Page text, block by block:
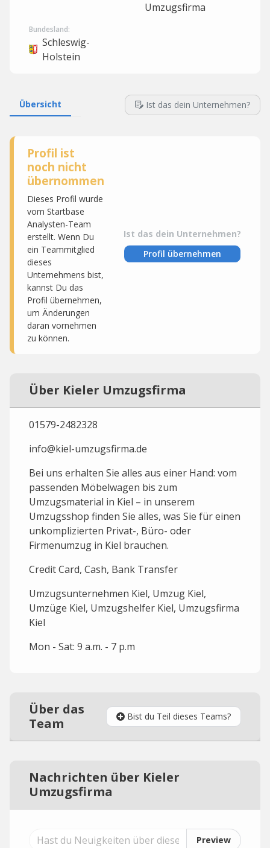
Umzugsfirma
Bundesland:
Schleswig-
Holstein
Übersicht Ist das dein Unternehmen?
Profil ist
noch nicht
übernommen
Dieses Profil wurde
vom Startbase
Analysten-Team
erstellt. Wenn Du
ein Teammitglied
dieses
Unternehmens bist,
kannst Du das
Profil übernehmen,
um Änderungen
daran vornehmen
zu können.
Ist das dein Unternehmen?
Profil übernehmen
Über Kieler Umzugsfirma
01579-2482328
info@kiel-umzugsfirma.de
Bei uns erhalten Sie alles aus einer Hand: vom
passenden Möbelwagen bis zum
Umzugsmaterial in Kiel – in unserem
Umzugsshop finden Sie alles, was Sie für einen
unkomplizierten Privat-, Büro- oder
Firmenumzug in Kiel brauchen.
Credit Card, Cash, Bank Transfer
Umzugsunternehmen Kiel, Umzug Kiel,
Umzüge Kiel, Umzugshelfer Kiel, Umzugsfirma
Kiel
Mon - Sat: 9 a.m. - 7 p.m
Über das
Team
Bist du Teil dieses Teams?
Nachrichten über Kieler
Umzugsfirma
Preview